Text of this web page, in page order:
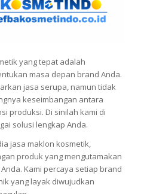
yang tepat adalah
masa depan brand Anda.
jasa serupa, namun tidak
keseimbangan antara
produksi. Di sinilah kami di
solusi lengkap Anda.
jasa maklon kosmetik,
produk yang mengutamakan
Kami percaya setiap brand
yang layak diwujudkan